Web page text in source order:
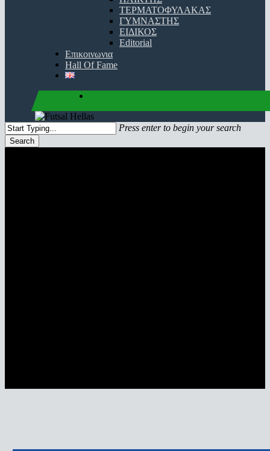
ΤΕΡΜΑΤΟΦΥΛΑΚΑΣ
ΓΥΜΝΑΣΤΗΣ
ΕΙΔΙΚΟΣ
Editorial
Επικοινωνια
Hall Of Fame
Press enter to begin your search
Search